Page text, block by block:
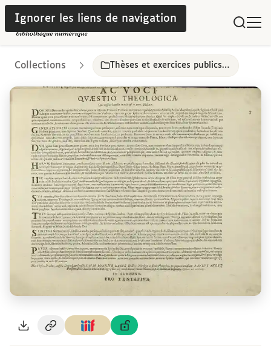
Ignorer les liens de navigation
Collections Thèses et exercices publics, Paris, 17e-18e siècles